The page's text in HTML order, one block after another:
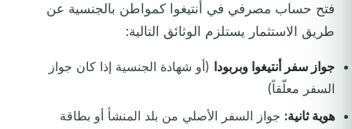
فتح حساب مصرفي في أنتيغوا كمواطن بالجنسية عن
طريق الاستثمار يستلزم الوثائق التالية:
جواز سفر أنتيغوا وبربودا (أو شهادة الجنسية إذا كان جواز
السفر معلّقاً)
هوية ثانية: جواز السفر الأصلي من بلد المنشأ أو بطاقة